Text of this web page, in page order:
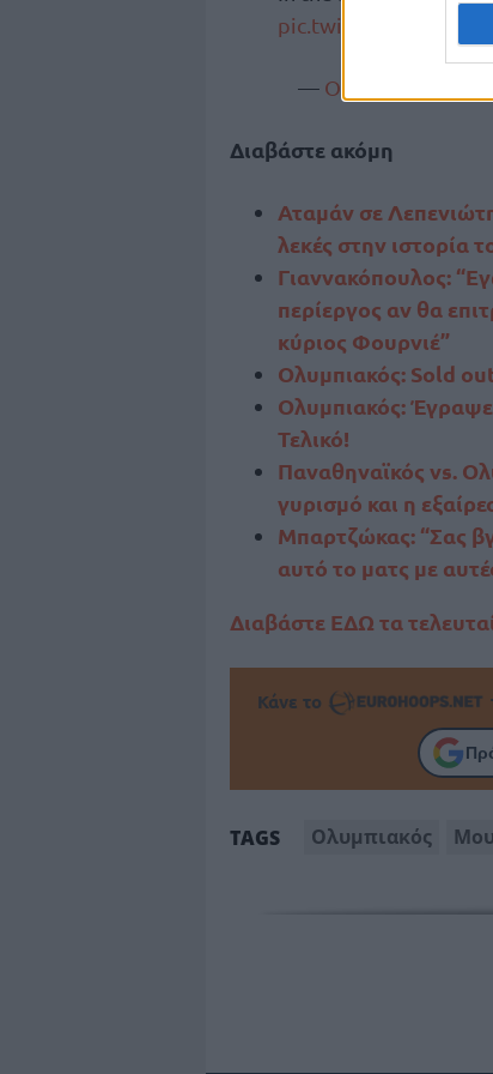
pic.twitter.com/
— Olympiacos
Διαβάστε ακόμη
Αταμάν σε
λεκές στην ιστορία
Γιαννακόπουλος:
περίεργος αν θα
κύριος Φουρνιέ”
Ολυμπιακός: Sold
Ολυμπιακός: Έγραψε
Τελικό!
Παναθηναϊκός vs.
γυρισμό και η
Μπαρτζώκας: “Σας
αυτό το ματς με
Διαβάστε ΕΔΩ τα
Κάνε το
TAGS Oλυμπιακός